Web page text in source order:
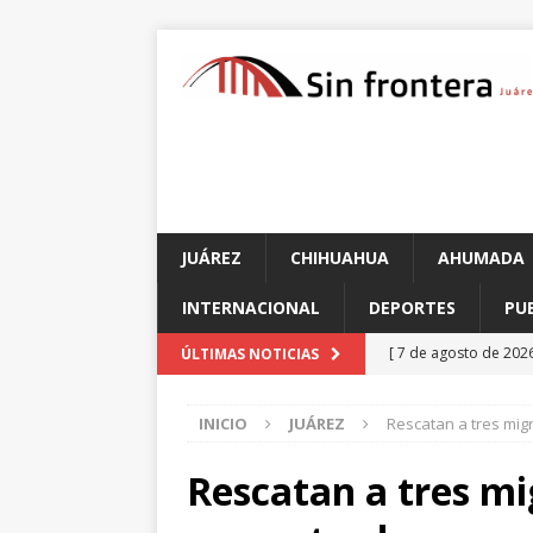
JUÁREZ CHIHUAHUA AHUMADA
INTERNACIONAL DEPORTES
ÚLTIMAS NOTICIAS [ 7 de agosto de
este fin de semana
[ 7 de agosto de
[ 7 de agosto de
INICIO JUÁREZ Rescatan a tres
Rescatan a tres